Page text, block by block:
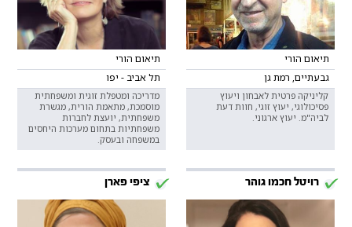
תיאום הורי
גבעתיים, רמת גן
קליניקה פרטית לאבחון ויעוץ
פסיכולוגי, יעוץ זוגי, חוות דעת
לביה"מ. יעוץ ארגוני.
תיאום הורי
תל אביב - יפו
מדריכה ומטפלת זוגית ומשפחתית
מוסמכת, מתאמת הורית, מגשרת
משפחתית, יועצת לחברות
משפחתיות בתחום מערכות היחסים
במשפחה ובעסק.
רויטל חכמו גוהר ציפי פארן